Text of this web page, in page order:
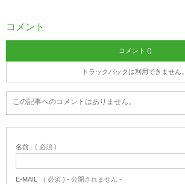
コメント
コメント ()
トラックバックは利用できません。
この記事へのコメントはありません。
名前 ( 必須 )
E-MAIL ( 必須 ) - 公開されません -